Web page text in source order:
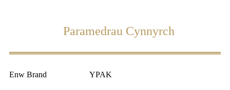
Paramedrau Cynnyrch
Enw Brand YPAK